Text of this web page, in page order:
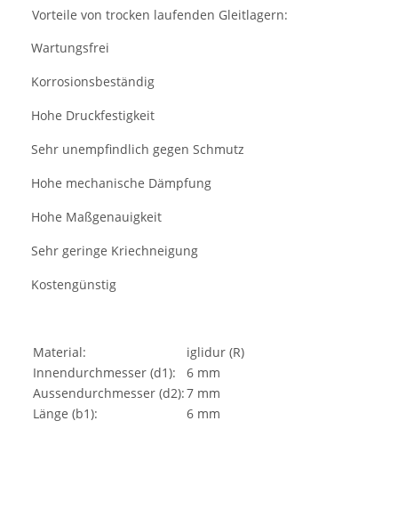
Vorteile von trocken laufenden Gleitlagern:
Wartungsfrei
Korrosionsbeständig
Hohe Druckfestigkeit
Sehr unempfindlich gegen Schmutz
Hohe mechanische Dämpfung
Hohe Maßgenauigkeit
Sehr geringe Kriechneigung
Kostengünstig
Material:
iglidur (R)
Innendurchmesser (d1):
6 mm
Aussendurchmesser (d2):7 mm
Länge (b1):
6 mm